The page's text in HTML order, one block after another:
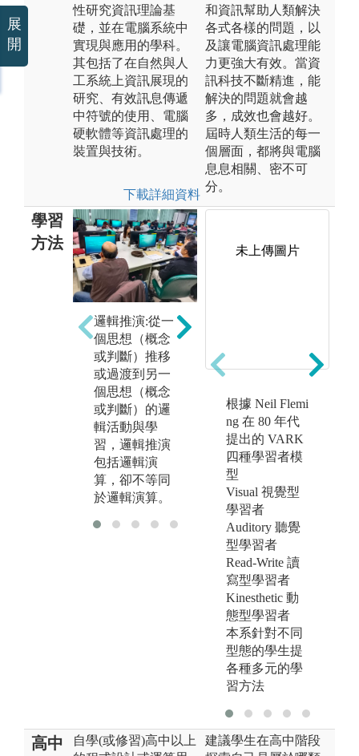
性研究資訊理論基
礎，並在電腦系統中
實現與應用的學科。
其包括了在自然與人
工系統上資訊展現的
研究、有效訊息傳遞
中符號的使用、電腦
硬軟體等資訊處理的
裝置與技術。
下載詳細資料
和資訊幫助人類解決
各式各樣的問題，以
及讓電腦資訊處理能
力更強大有效。當資
訊科技不斷精進，能
解決的問題就會越
多，成效也會越好。
屆時人類生活的每一
個層面，都將與電腦
息息相關、密不可
分。
學習
方法
邏輯推演:從一
個思想（概念
或判斷）推移
或過渡到另一
個思想（概念
或判斷）的邏
輯活動與學
習，邏輯推演
包括邏輯演
算，卻不等同
於邏輯演算。
體性學習，學
生之間的互相
流、互相啟
發、共同進
步。
未上傳圖片
根據 Neil Flemi
ng 在 80 年代
提出的 VARK
四種學習者模
型
Visual 視覺型
學習者
Auditory 聽覺
型學習者
Read-Write 讀
寫型學習者
Kinesthetic 動
態型學習者
本系針對不同
型態的學生提
各種多元的學
習方法
高中
自學(或修習)高中以上
建議學生在高中階段
展
開